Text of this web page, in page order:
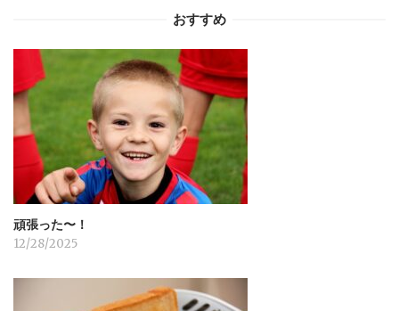
シ
ョ
ン
おすすめ
頑張った〜！
12/28/2025